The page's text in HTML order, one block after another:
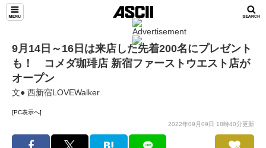
9月14日～16日は来店した先着200名にプレゼント
も！ コメダ珈琲店 新宿ファーストウエスト店が
オープン
文● 西新宿LOVEWalker
[PC表示へ]
2022年09月09日 18時40分更新